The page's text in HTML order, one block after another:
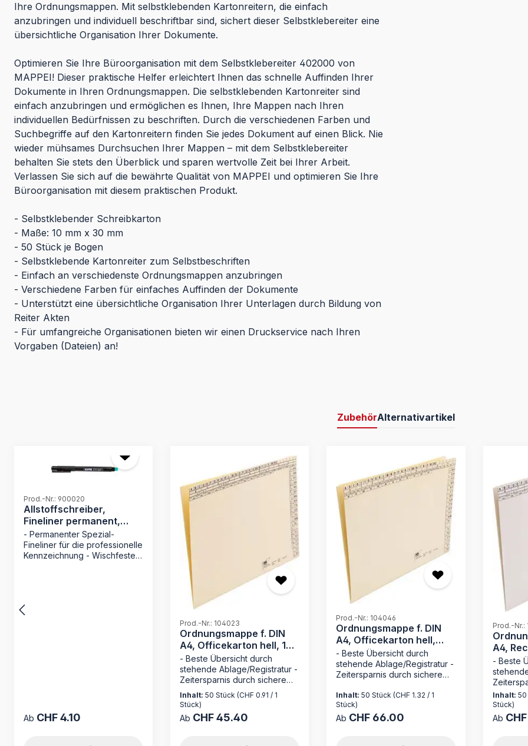
Ihre Ordnungsmappen. Mit selbstklebenden Kartonreitern, die einfach
anzubringen und individuell beschriftbar sind, sichert dieser Selbstklebereiter eine
übersichtliche Organisation Ihrer Dokumente.
Optimieren Sie Ihre Büroorganisation mit dem Selbstklebereiter 402000 von
MAPPEI! Dieser praktische Helfer erleichtert Ihnen das schnelle Auffinden Ihrer
Dokumente in Ihren Ordnungsmappen. Die selbstklebenden Kartonreiter sind
einfach anzubringen und ermöglichen es Ihnen, Ihre Mappen nach Ihren
individuellen Bedürfnissen zu beschriften. Durch die verschiedenen Farben und
Suchbegriffe auf den Kartonreitern finden Sie jedes Dokument auf einen Blick. Nie
wieder mühsames Durchsuchen Ihrer Mappen – mit dem Selbstklebereiter
behalten Sie stets den Überblick und sparen wertvolle Zeit bei Ihrer Arbeit.
Verlassen Sie sich auf die bewährte Qualität von MAPPEI und optimieren Sie Ihre
Büroorganisation mit diesem praktischen Produkt.
- Selbstklebender Schreibkarton
- Maße: 10 mm x 30 mm
- 50 Stück je Bogen
- Selbstklebende Kartonreiter zum Selbstbeschriften
- Einfach an verschiedenste Ordnungsmappen anzubringen
- Verschiedene Farben für einfaches Auffinden der Dokumente
- Unterstützt eine übersichtliche Organisation Ihrer Unterlagen durch Bildung von
Reiter Akten
- Für umfangreiche Organisationen bieten wir einen Druckservice nach Ihren
Vorgaben (Dateien) an!
ZubehörAlternativartikel
Produktgalerie überspringen
Prod.-Nr.: 900020
Allstoffschreiber,
Fineliner permanent,
schwarz
- Permanenter Spezial-
Fineliner für die professionelle
Kennzeichnung - Wischfeste
dauerhaft lesbare
entwickelt, um glatte
Regulärer Preis:
Ab CHF 4.10
Prod.-Nr.: 104023
Ordnungsmappe f. DIN
A4, Officekarton hell, 170
g/qm
- Beste Übersicht durch
stehende Ablage/Registratur -
Zeitersparnis durch sichere
Loseblattablage - ohne
Mechanik wie bei hängender
Registratur - Made in Germany
Entdecken Sie die
MAPPEI – Ihr zuverlässiger
Inhalt:50 Stück(CHF 0.91 / 1
Stück)
Regulärer Preis:
Ab CHF 45.40
Prod.-Nr.: 104046
Ordnungsmappe f. DIN
A4, Officekarton hell,
230 g/qm
- Beste Übersicht durch
stehende Ablage/Registratur -
Zeitersparnis durch sichere
Mechanik wie bei hängender
Registratur - Made in Germany
Die Ordnungsmappe 104046
Inhalt:50 Stück(CHF 1.32 / 1
Stück)
Regulärer Preis:
Ab CHF 66.00
Prod.-Nr.:
A4,
weiß,
- Beste
Inhalt: 50
Stück)
Ab